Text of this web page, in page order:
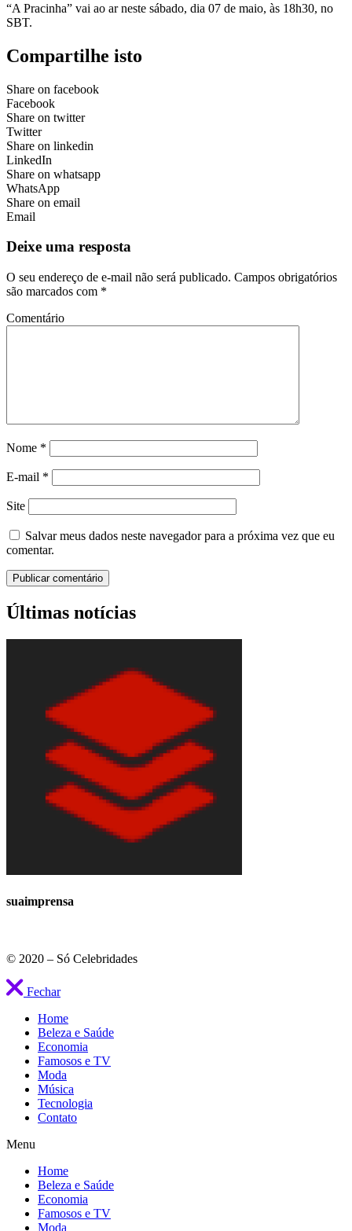
“A Pracinha” vai ao ar neste sábado, dia 07 de maio, às 18h30, no
SBT.
Compartilhe isto
Share on facebook
Facebook
Share on twitter
Twitter
Share on linkedin
LinkedIn
Share on whatsapp
WhatsApp
Share on email
Email
Deixe uma resposta
O seu endereço de e-mail não será publicado. Campos obrigatórios
são marcados com *
Comentário
Nome *
E-mail *
Site
Salvar meus dados neste navegador para a próxima vez que eu
comentar.
Últimas notícias
suaimprensa
© 2020 – Só Celebridades
Fechar
Home
Beleza e Saúde
Economia
Famosos e TV
Moda
Música
Tecnologia
Contato
Menu
Home
Beleza e Saúde
Economia
Famosos e TV
Moda